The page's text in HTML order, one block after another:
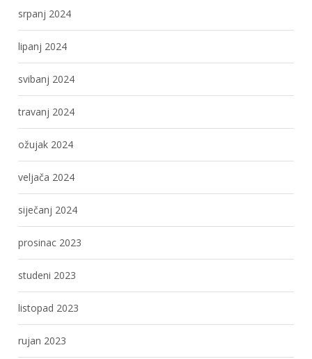
srpanj 2024
lipanj 2024
svibanj 2024
travanj 2024
ožujak 2024
veljača 2024
siječanj 2024
prosinac 2023
studeni 2023
listopad 2023
rujan 2023